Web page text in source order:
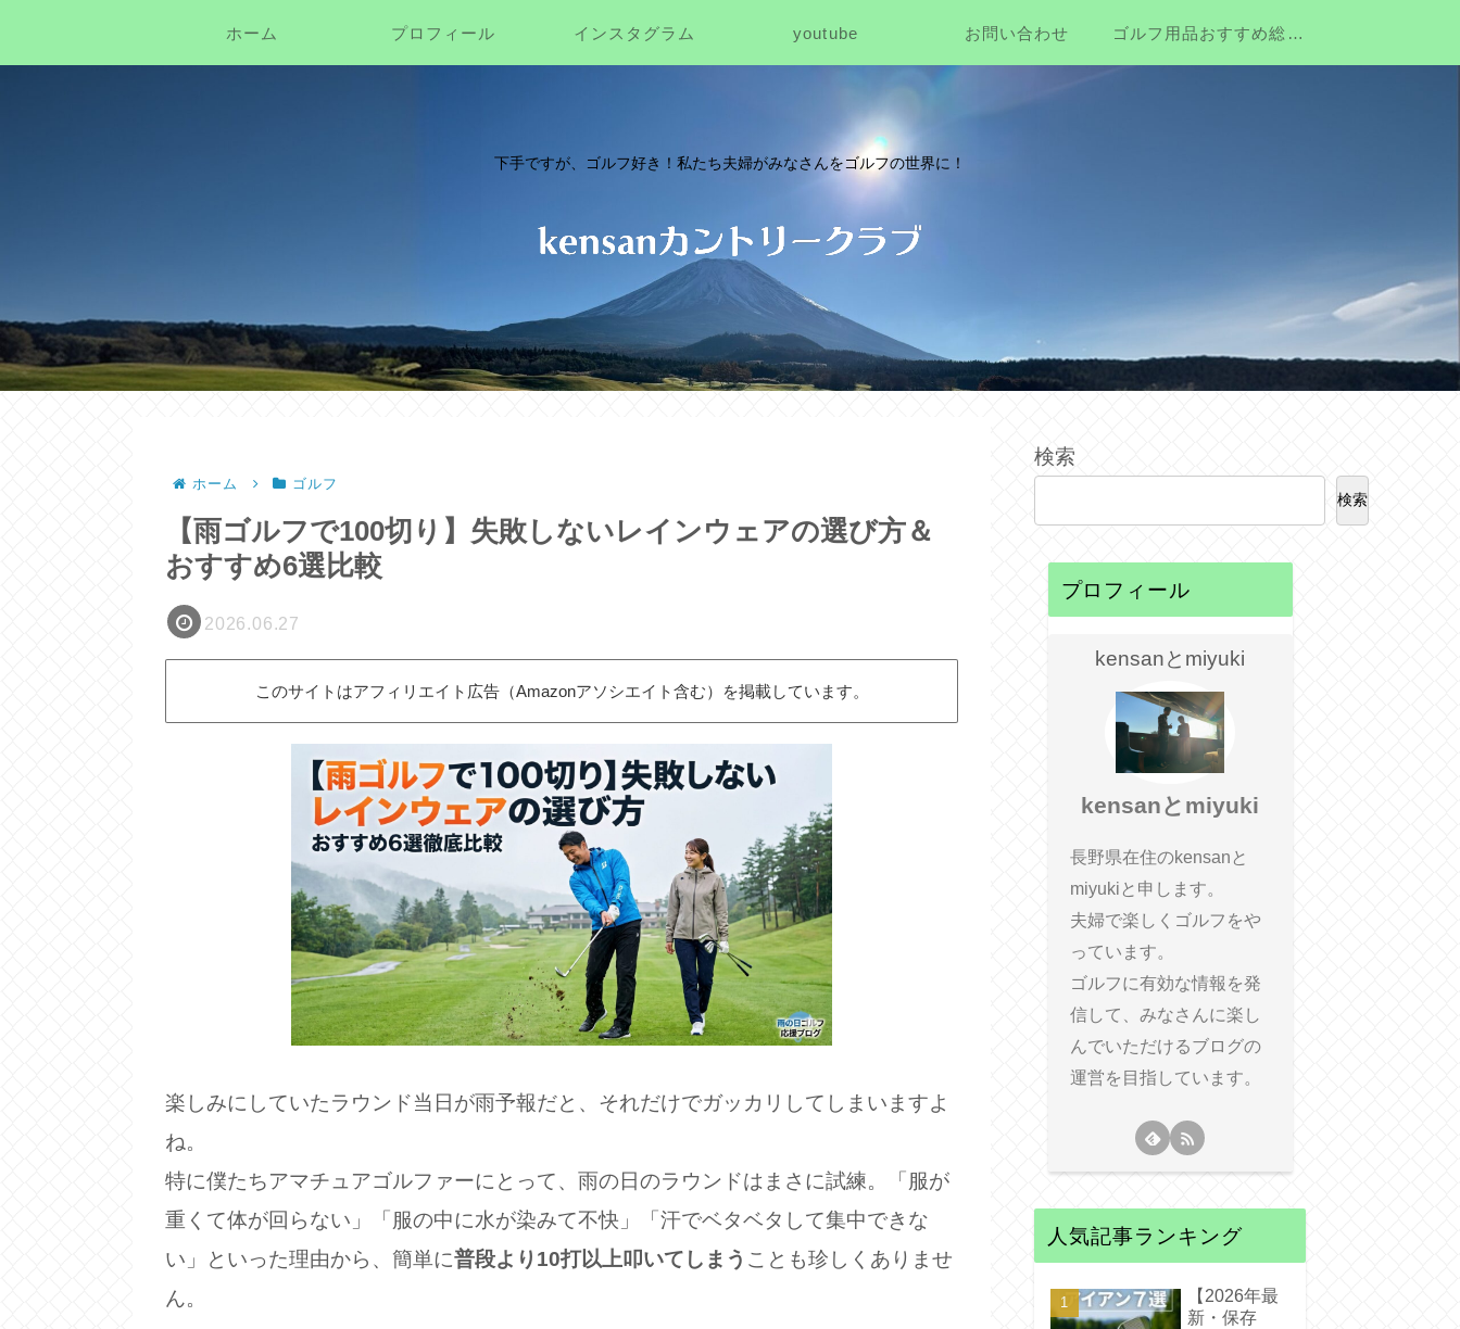
下手ですが、ゴルフ好き！私たち夫婦がみなさんをゴルフの世界に！
ホーム プロフィール インスタグラム youtube お問い合わせ ゴルフ用品おすすめ総合ガイド｜初心者・シニア向けに本当に使いやすい道具を厳選
ホーム ゴルフ
【雨ゴルフで100切り】失敗しないレインウェアの選び方＆
おすすめ6選比較
2026.06.27
このサイトはアフィリエイト広告（Amazonアソシエイト含む）を掲載しています。
楽しみにしていたラウンド当日が雨予報だと、それだけでガッカリしてしまいますよ
ね。
特に僕たちアマチュアゴルファーにとって、雨の日のラウンドはまさに試練。「服が
重くて体が回らない」「服の中に水が染みて不快」「汗でベタベタして集中できな
い」といった理由から、簡単に普段より10打以上叩いてしまう ことも珍しくありませ
ん。
検索
検索
プロフィール
kensanとmiyuki
kensanとmiyuki
長野県在住のkensanと
miyukiと申します。
夫婦で楽しくゴルフをや
っています。
ゴルフに有効な情報を発
信して、みなさんに楽し
んでいただけるブログの
運営を目指しています。
人気記事ランキング
【2026年最
新・保存